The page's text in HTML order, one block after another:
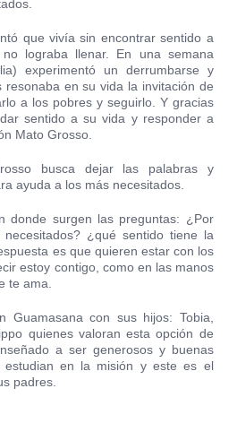
que vivía sin encontrar sentido a
lograba llenar. En una semana
experimentó un derrumbarse y
resonaba en su vida la invitación de
a los pobres y seguirlo. Y gracias
sentido a su vida y responder a
Mato Grosso.
busca dejar las palabras y
ayuda a los más necesitados.
donde surgen las preguntas: ¿Por
¿qué sentido tiene la
es que quieren estar con los
estoy contigo, como en las manos
te ama.
Guamasana con sus hijos: Tobia,
quienes valoran esta opción de
a ser generosos y buenas
estudian en la misión y este es el
padres.